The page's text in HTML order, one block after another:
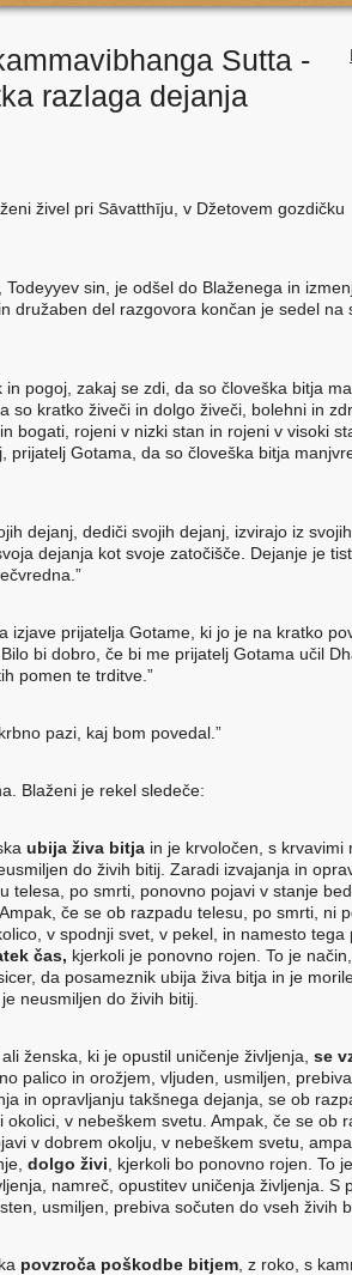
Sutta -
razlaga dejanja
živel pri Sāvatthīju, v Džetovem gozdičku
sin, je odšel do Blaženega in
družaben del razgovora končan je sedel na
in pogoj, zakaj se zdi, da so človeška bitja
so kratko živeči in dolgo živeči, bolehni in
bogati, rojeni v nizki stan in rojeni v visoki
prijatelj Gotama, da so človeška bitja
dejanj, dediči svojih dejanj, izvirajo iz
dejanja kot svoje zatočišče. Dejanje je
izjave prijatelja Gotame, ki jo je na kratko
bi dobro, če bi me prijatelj Gotama učil
pomen te trditve.”
pazi, kaj bom povedal.”
Blaženi je rekel sledeče:
ubija živa bitja in je krvoločen, s krvavimi
do živih bitij. Zaradi izvajanja in
telesa, po smrti, ponovno pojavi v stanje
če se ob razpadu telesu, po smrti, ni
v spodnji svet, v pekel, in namesto tega
čas, kjerkoli je ponovno rojen. To je
da posameznik ubija živa bitja in je
neusmiljen do živih bitij.
ženska, ki je opustil uničenje življenja, se
palico in orožjem, vljuden, usmiljen,
in opravljanju takšnega dejanja, se ob
v nebeškem svetu. Ampak, če se ob
v dobrem okolju, v nebeškem svetu,
dolgo živi , kjerkoli bo ponovno rojen. To
namreč, opustitev uničenja življenja. S
usmiljen, prebiva sočuten do vseh živih
povzroča poškodbe bitjem , z roko, s